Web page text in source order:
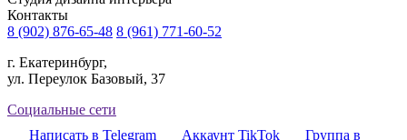
Контакты
8 (902) 876-65-48 8 (961) 771-60-52
г. Екатеринбург,
ул. Переулок Базовый, 37
Социальные сети
Написать в Telegram
Аккаунт TikTok
Группа в